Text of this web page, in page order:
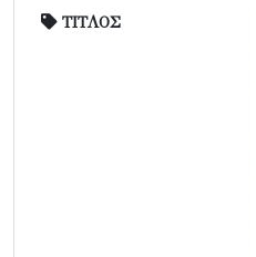
ΤΙΤΛΟΣ